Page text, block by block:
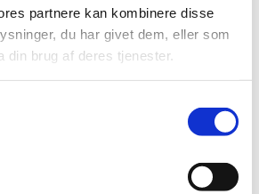
partnere kan kombinere disse
du har givet dem, eller som
din brug af deres tjenester.
i 2025
under GMP-inspektioner
har et øget fokus på…
25 mg; tilladelse til